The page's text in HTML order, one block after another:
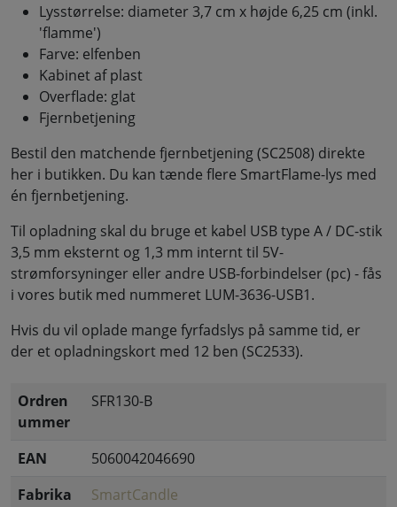
Lysstørrelse: diameter 3,7 cm x højde 6,25 cm (inkl.
'flamme')
Farve: elfenben
Kabinet af plast
Overflade: glat
Fjernbetjening
Bestil den matchende fjernbetjening (SC2508) direkte
her i butikken. Du kan tænde flere SmartFlame-lys med
én fjernbetjening.
Til opladning skal du bruge et kabel USB type A / DC-stik
3,5 mm eksternt og 1,3 mm internt til 5V-
strømforsyninger eller andre USB-forbindelser (pc) - fås
i vores butik med nummeret LUM-3636-USB1.
Hvis du vil oplade mange fyrfadslys på samme tid, er
der et opladningskort med 12 ben (SC2533).
Ordren
ummer
SFR130-B
EAN
5060042046690
Fabrika
SmartCandle